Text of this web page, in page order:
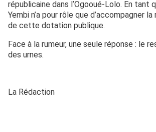
républicaine dans l’Ogooué-Lolo. En tant
Yembi n’a pour rôle que d’accompagner
de cette dotation publique.
Face à la rumeur, une seule réponse : le
des urnes.
La Rédaction